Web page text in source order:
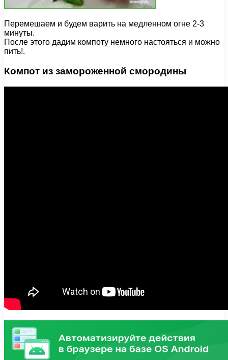
Перемешаем и будем варить на медленном огне 2-3
минуты.
После этого дадим компоту немного настояться и можно
пить!.
Компот из замороженной смородины